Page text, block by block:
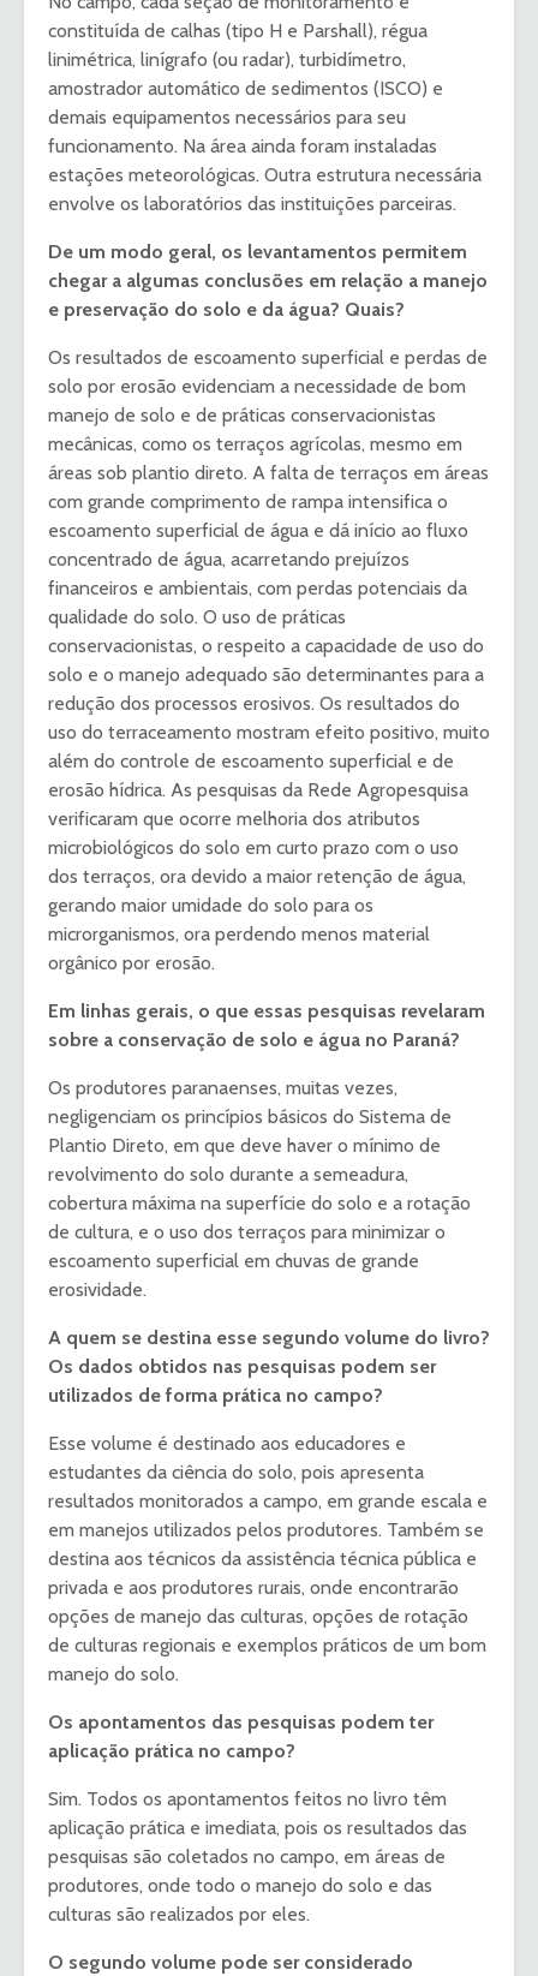
constituída de calhas (tipo H e Parshall), régua
linimétrica, linígrafo (ou radar), turbidímetro,
amostrador automático de sedimentos (ISCO) e
demais equipamentos necessários para seu
funcionamento. Na área ainda foram instaladas
estações meteorológicas. Outra estrutura necessária
envolve os laboratórios das instituições parceiras.
De um modo geral, os levantamentos permitem
chegar a algumas conclusões em relação a manejo
e preservação do solo e da água? Quais?
Os resultados de escoamento superficial e perdas de
solo por erosão evidenciam a necessidade de bom
manejo de solo e de práticas conservacionistas
mecânicas, como os terraços agrícolas, mesmo em
áreas sob plantio direto. A falta de terraços em áreas
com grande comprimento de rampa intensifica o
escoamento superficial de água e dá início ao fluxo
concentrado de água, acarretando prejuízos
financeiros e ambientais, com perdas potenciais da
qualidade do solo. O uso de práticas
conservacionistas, o respeito a capacidade de uso do
solo e o manejo adequado são determinantes para a
redução dos processos erosivos. Os resultados do
uso do terraceamento mostram efeito positivo, muito
além do controle de escoamento superficial e de
erosão hídrica. As pesquisas da Rede Agropesquisa
verificaram que ocorre melhoria dos atributos
microbiológicos do solo em curto prazo com o uso
dos terraços, ora devido a maior retenção de água,
gerando maior umidade do solo para os
microrganismos, ora perdendo menos material
orgânico por erosão.
Em linhas gerais, o que essas pesquisas revelaram
sobre a conservação de solo e água no Paraná?
Os produtores paranaenses, muitas vezes,
negligenciam os princípios básicos do Sistema de
Plantio Direto, em que deve haver o mínimo de
revolvimento do solo durante a semeadura,
cobertura máxima na superfície do solo e a rotação
de cultura, e o uso dos terraços para minimizar o
escoamento superficial em chuvas de grande
erosividade.
A quem se destina esse segundo volume do livro?
Os dados obtidos nas pesquisas podem ser
utilizados de forma prática no campo?
Esse volume é destinado aos educadores e
estudantes da ciência do solo, pois apresenta
resultados monitorados a campo, em grande escala e
em manejos utilizados pelos produtores. Também se
destina aos técnicos da assistência técnica pública e
privada e aos produtores rurais, onde encontrarão
opções de manejo das culturas, opções de rotação
de culturas regionais e exemplos práticos de um bom
manejo do solo.
Os apontamentos das pesquisas podem ter
aplicação prática no campo?
Sim. Todos os apontamentos feitos no livro têm
aplicação prática e imediata, pois os resultados das
pesquisas são coletados no campo, em áreas de
produtores, onde todo o manejo do solo e das
culturas são realizados por eles.
O segundo volume pode ser considerado